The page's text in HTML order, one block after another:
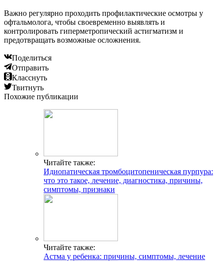
Важно регулярно проходить профилактические осмотры у
офтальмолога, чтобы своевременно выявлять и
контролировать гиперметропический астигматизм и
предотвращать возможные осложнения.
Поделиться
Отправить
Класснуть
Твитнуть
Похожие публикации
Читайте также:
Идиопатическая тромбоцитопеническая пурпура:
что это такое, лечение, диагностика, причины,
симптомы, признаки
Читайте также:
Астма у ребенка: причины, симптомы, лечение